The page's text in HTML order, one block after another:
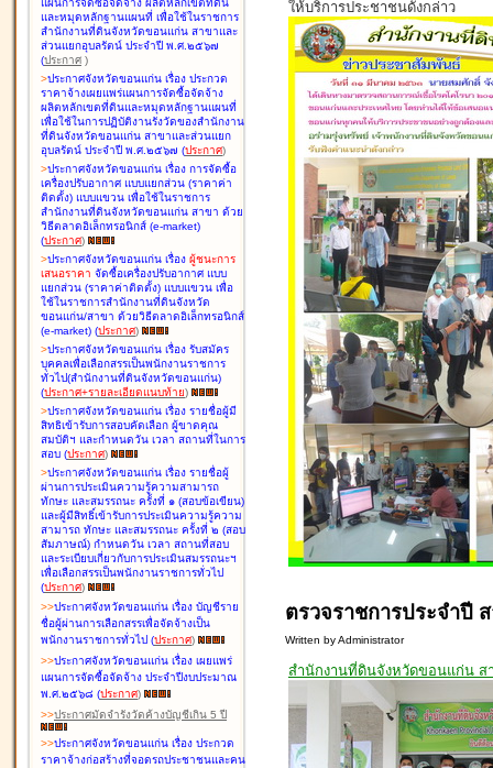
แผนการจัดซื้อจัดจ้าง ผลิตหลักเขตที่ดิน
และหมุดหลักฐานแผนที่ เพื่อใช้ในราชการ
สำนักงานที่ดินจังหวัดขอนแก่น สาขาและ
ส่วนแยกอุบลรัตน์ ประจำปี พ.ศ.๒๕๖๗
(ประกาศ )
>ประกาศจังหวัดขอนแก่น เรื่อง ประกวด
ราคาจ้างเผยแพร่แผนการจัดซื้อจัดจ้าง
ผลิตหลักเขตที่ดินและหมุดหลักฐานแผนที่
เพื่อใช้ในการปฏิบัติงานรังวัดของสำนักงาน
ที่ดินจังหวัดขอนแก่น สาขาและส่วนแยก
อุบลรัตน์ ประจำปี พ.ศ.๒๕๖๗ (ประกาศ)
>ประกาศจังหวัดขอนแก่น เรื่อง การจัดซื้อ
เครื่องปรับอากาศ แบบแยกส่วน (ราคาค่า
ติดตั้ง) แบบแขวน เพื่อใช้ในราชการ
สำนักงานที่ดินจังหวัดขอนแก่น สาขา ด้วย
วิธีตลาดอิเล็กทรอนิกส์ (e-market)
(ประกาศ)
>ประกาศจังหวัดขอนแก่น เรื่อง ผู้ชนะการ
เสนอราคา จัดซื้อเครื่องปรับอากาศ แบบ
แยกส่วน (ราคาค่าติดตั้ง) แบบแขวน เพื่อ
ใช้ในราชการสำนักงานที่ดินจังหวัด
ขอนแก่น/สาขา ด้วยวิธีตลาดอิเล็กทรอนิกส์
(e-market) (ประกาศ)
>ประกาศจังหวัดขอนแก่น เรื่อง รับสมัคร
บุคคลเพื่อเลือกสรรเป็นพนักงานราชการ
ทั่วไป(สำนักงานที่ดินจังหวัดขอนแก่น)
(ประกาศ+รายละเอียดแนบท้าย)
>ประกาศจังหวัดขอนแก่น เรื่อง รายชื่อผู้มี
สิทธิเข้ารับการสอบคัดเลือก ผู้ขาดคุณ
สมบัติฯ และกำหนดวัน เวลา สถานที่ในการ
สอบ (ประกาศ)
>ประกาศจังหวัดขอนแก่น เรื่อง รายชื่อผู้
ผ่านการประเมินความรู้ความสามารถ
ทักษะ และสมรรถนะ ครั้งที่ ๑ (สอบข้อเขียน)
และผู้มีสิทธิ์เข้ารับการประเมินความรู้ความ
สามารถ ทักษะ และสมรรถนะ ครั้งที่ ๒ (สอบ
สัมภาษณ์) กำหนดวัน เวลา สถานที่สอบ
และระเบียบเกี่ยวกับการประเมินสมรรถนะฯ
เพื่อเลือกสรรเป็นพนักงานราชการทั่วไป
(ประกาศ)
>>ประกาศจังหวัดขอนแก่น เรื่อง บัญชีราย
ชื่อผู้ผ่านการเลือกสรรเพื่อจัดจ้างเป็น
พนักงานราชการทั่วไป (ประกาศ)
>>ประกาศจังหวัดขอนแก่น เรื่อง เผยแพร่
แผนการจัดซื้อจัดจ้าง ประจำปีงบประมาณ
พ.ศ.๒๕๖๘ (ประกาศ)
>>ประกาศมัดจำรังวัดค้างบัญชีเกิน 5 ปี
>>ประกาศจังหวัดขอนแก่น เรื่อง ประกวด
ราคาจ้างก่อสร้างที่จอดรถประชาชนและคน
ให้บริการประชาชนดังกล่าว
ตรวจราชการประจำปี
Written by Administrator
สำนักงานที่ดินจังหวัดขอนแก่น ส